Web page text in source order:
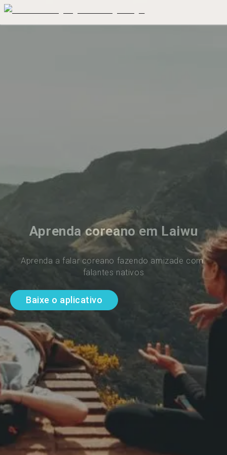
Aprenda coreano em Laiwu
Aprenda a falar coreano fazendo amizade com
falantes nativos
Baixe o aplicativo